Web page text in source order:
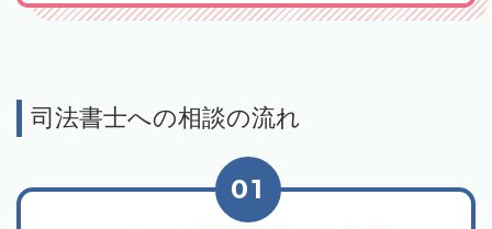
司法書士への相談の流れ
01